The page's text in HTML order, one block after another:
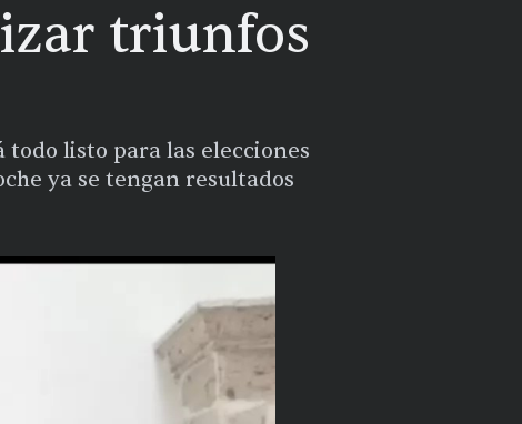
triunfos
listo para las elecciones
ya se tengan resultados